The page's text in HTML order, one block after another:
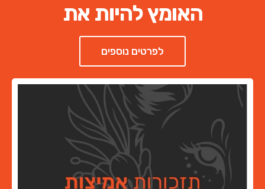
האומץ להיות את
לפרטים נוספים